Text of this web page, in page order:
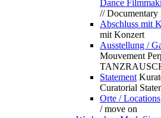
Dance
//
Abschluss mit
mit Konzert
Ausstellung /
Mouvement
Statement
Curatorial
Orte / Locations
/ move on